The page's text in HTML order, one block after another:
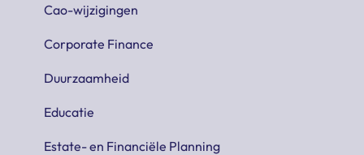
Cao-wijzigingen
Corporate Finance
Duurzaamheid
Educatie
Estate- en Financiële Planning